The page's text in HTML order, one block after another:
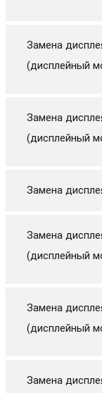
Замена
(дисплейный
Замена
(дисплейный
Замена
Замена
(дисплейный
Замена
(дисплейный
Замена